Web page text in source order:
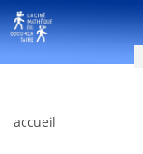
Saltar al contenido
accueil